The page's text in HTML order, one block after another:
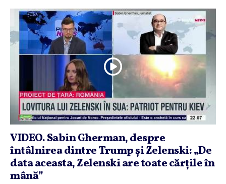
VIDEO. Sabin Gherman, despre
întâlnirea dintre Trump şi Zelenski: „De
data aceasta, Zelenski are toate cărţile în
mână”